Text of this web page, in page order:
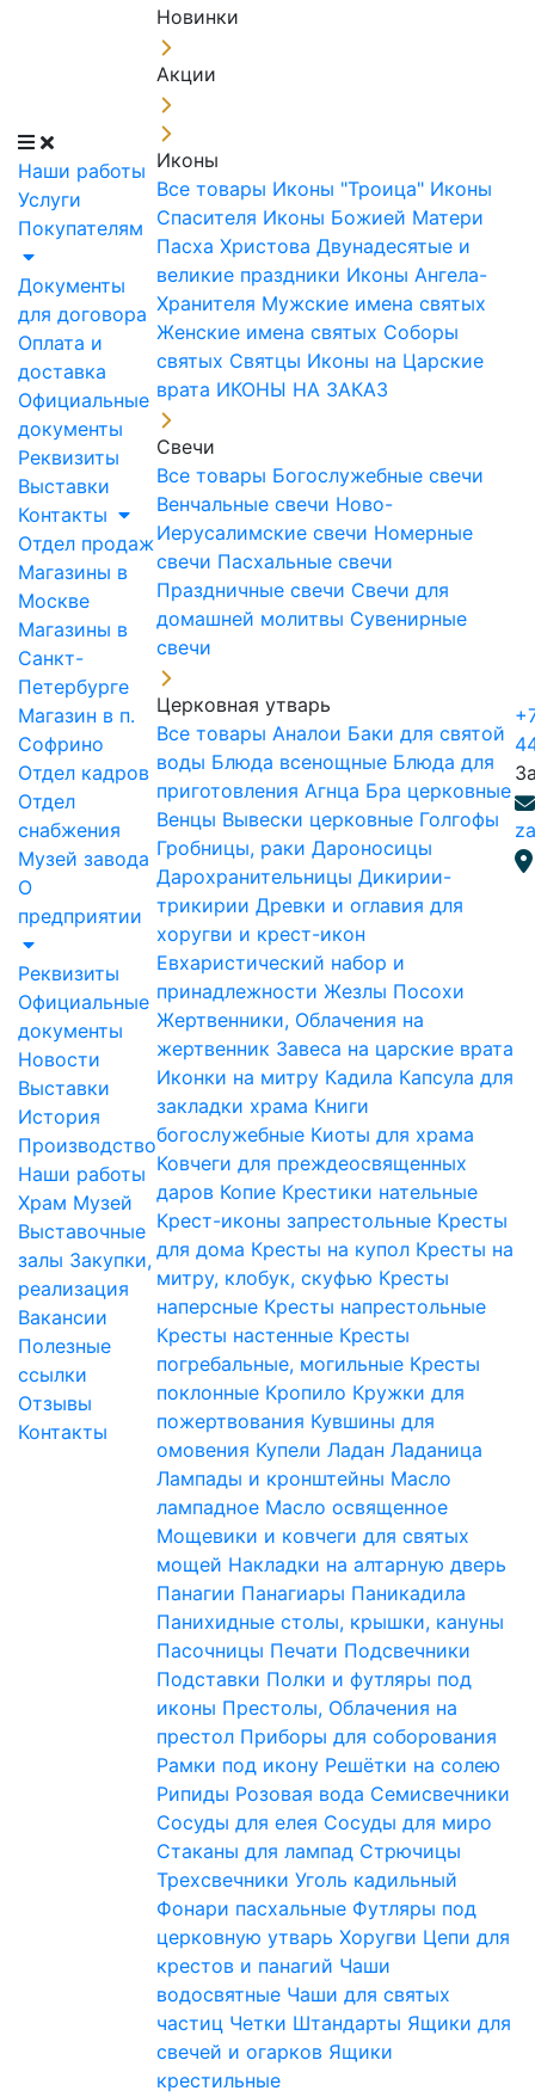
Наши работы
Услуги
Покупателям
Документы
для договора
Оплата и
доставка
Официальные
документы
Реквизиты
Выставки
Контакты
Отдел продаж
Магазины в
Москве
Магазины в
Санкт-
Петербурге
Магазин в п.
Софрино
Отдел кадров
Отдел
снабжения
Музей завода
О
предприятии
Реквизиты
Официальные
документы
Новости
Выставки
История
Производство
Наши работы
Храм Музей
Выставочные
залы Закупки,
реализация
Вакансии
Полезные
ссылки
Отзывы
Контакты
Новинки
Акции
Иконы
Все товары Иконы "Троица" Иконы
Спасителя Иконы Божией Матери
Пасха Христова Двунадесятые и
великие праздники Иконы Ангела-
Хранителя Мужские имена святых
Женские имена святых Соборы
святых Святцы Иконы на Царские
врата ИКОНЫ НА ЗАКАЗ
Свечи
Все товары Богослужебные свечи
Венчальные свечи Ново-
Иерусалимские свечи Номерные
свечи Пасхальные свечи
Праздничные свечи Свечи для
домашней молитвы Сувенирные
свечи
Церковная утварь
Все товары Аналои Баки для святой
воды Блюда всенощные Блюда для
приготовления Агнца Бра церковные
Венцы Вывески церковные Голгофы
Гробницы, раки Дароносицы
Дарохранительницы Дикирии-
трикирии Древки и оглавия для
хоругви и крест-икон
Евхаристический набор и
принадлежности Жезлы Посохи
Жертвенники, Облачения на
жертвенник Завеса на царские врата
Иконки на митру Кадила Капсула для
закладки храма Книги
богослужебные Киоты для храма
Ковчеги для преждеосвященных
даров Копие Крестики нательные
Крест-иконы запрестольные Кресты
для дома Кресты на купол Кресты на
митру, клобук, скуфью Кресты
наперсные Кресты напрестольные
Кресты настенные Кресты
погребальные, могильные Кресты
поклонные Кропило Кружки для
пожертвования Кувшины для
омовения Купели Ладан Ладаница
Лампады и кронштейны Масло
лампадное Масло освященное
Мощевики и ковчеги для святых
мощей Накладки на алтарную дверь
Панагии Панагиары Паникадила
Панихидные столы, крышки, кануны
Пасочницы Печати Подсвечники
Подставки Полки и футляры под
иконы Престолы, Облачения на
престол Приборы для соборования
Рамки под икону Решётки на солею
Рипиды Розовая вода Семисвечники
Сосуды для елея Сосуды для миро
Стаканы для лампад Стрючицы
Трехсвечники Уголь кадильный
Фонари пасхальные Футляры под
церковную утварь Хоругви Цепи для
крестов и панагий Чаши
водосвятные Чаши для святых
частиц Четки Штандарты Ящики для
свечей и огарков Ящики
крестильные